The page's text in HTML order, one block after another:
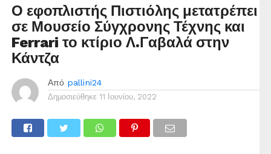
Ο εφοπλιστής Πιστιόλης μετατρέπει
σε Μουσείο Σύγχρονης Τέχνης και
Ferrari το κτίριο Λ.Γαβαλά στην
Κάντζα
Από pallini24
Δημοσιεύθηκε 11 Ιουνίου, 2022